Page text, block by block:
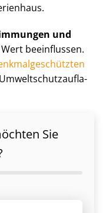
und
beeinflussen.
Sie